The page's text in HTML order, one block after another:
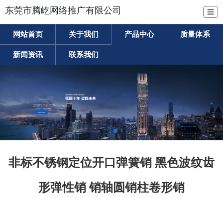
东莞市腾屹网络推广有限公司 ☰
网站首页 关于我们 产品中心 质量体系
新闻资讯 联系我们
非标不锈钢定位开口弹簧销 黑色波纹齿
形弹性销 销轴圆销柱卷形销